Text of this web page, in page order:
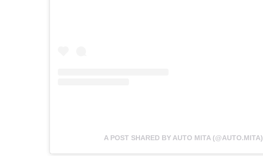
A POST SHARED BY AUTO MITA (@AUTO.MITA)